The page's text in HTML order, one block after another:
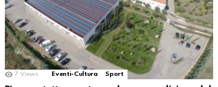
7 Views Eventi-Cultura Sport